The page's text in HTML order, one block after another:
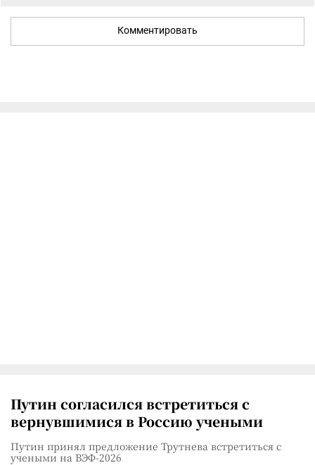
Комментировать
Путин согласился встретиться с
вернувшимися в Россию учеными
Путин принял предложение Трутнева встретиться с
учеными на ВЭФ-2026